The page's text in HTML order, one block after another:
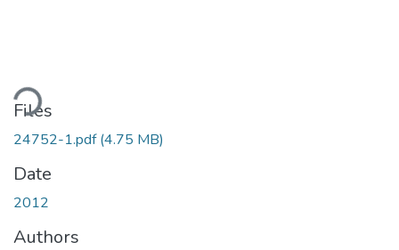
Files
24752-1.pdf(4.75 MB)
Date
2012
Authors